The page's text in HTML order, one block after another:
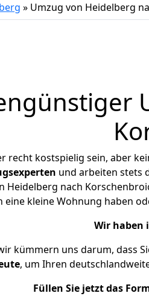
» Umzug von Heidelberg
recht kostspielig sein, aber
und arbeiten stets
Heidelberg nach
eine kleine Wohnung haben
Wir haben
kümmern uns darum, dass
, um Ihren
Füllen Sie jetzt das